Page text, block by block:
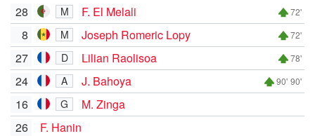
28
M F. El Melali 72'
8 M Joseph Romeric Lopy 72'
27 D Lilian Raolisoa 78'
24 A J. Bahoya 90' 90'
16 G
M. Zinga
26
F. Hanin